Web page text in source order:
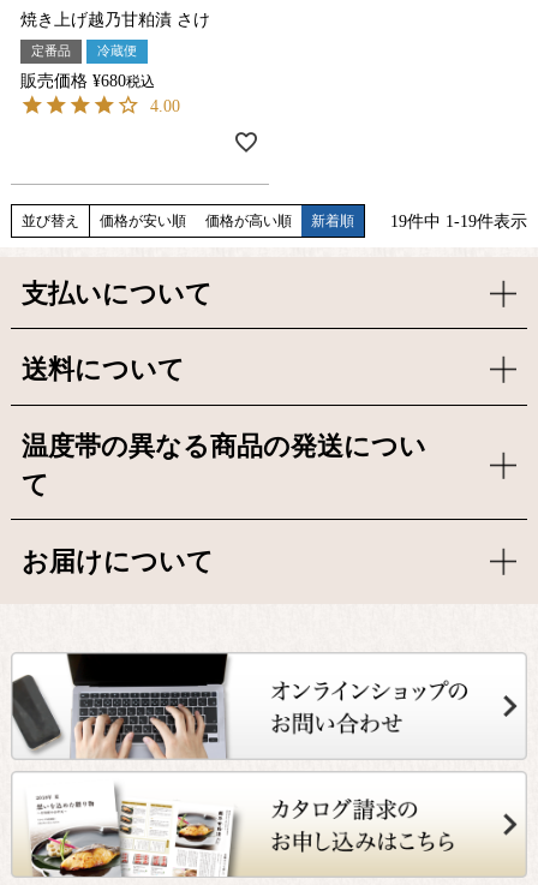
焼き上げ越乃甘粕漬 さけ
定番品 冷蔵便
販売価格 ¥680税込
4.00
並び替え 価格が安い順 価格が高い順 新着順 19件中 1-19件表示
支払いについて
送料について
温度帯の異なる商品の発送につい
て
お届けについて